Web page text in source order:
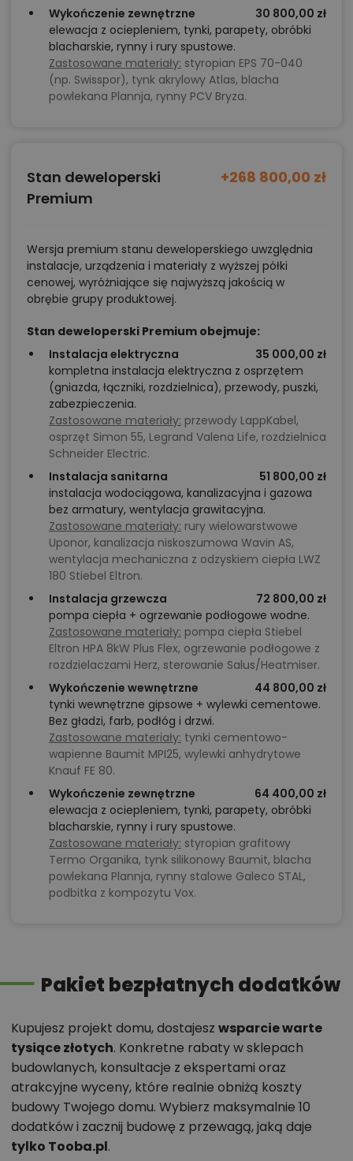
Wykończenie zewnętrzne
30 800,00 zł
elewacja z ociepleniem, tynki, parapety, obróbki
blacharskie, rynny i rury spustowe.
Zastosowane materiały: styropian EPS 70-040
(np. Swisspor), tynk akrylowy Atlas, blacha
powlekana Plannja, rynny PCV Bryza.
Stan deweloperski
Premium
+268 800,00 zł
Wersja premium stanu deweloperskiego uwzględnia
instalacje, urządzenia i materiały z wyższej półki
cenowej, wyróżniające się najwyższą jakością w
obrębie grupy produktowej.
Stan deweloperski Premium obejmuje:
Instalacja elektryczna
35 000,00 zł
kompletna instalacja elektryczna z osprzętem
(gniazda, łączniki, rozdzielnica), przewody, puszki,
zabezpieczenia.
Zastosowane materiały: przewody LappKabel,
osprzęt Simon 55, Legrand Valena Life, rozdzielnica
Schneider Electric.
Instalacja sanitarna
51 800,00 zł
instalacja wodociągowa, kanalizacyjna i gazowa
bez armatury, wentylacja grawitacyjna.
Zastosowane materiały: rury wielowarstwowe
Uponor, kanalizacja niskoszumowa Wavin AS,
wentylacja mechaniczna z odzyskiem ciepła LWZ
180 Stiebel Eltron.
Instalacja grzewcza
72 800,00 zł
pompa ciepła + ogrzewanie podłogowe wodne.
Zastosowane materiały: pompa ciepła Stiebel
Eltron HPA 8kW Plus Flex, ogrzewanie podłogowe z
rozdzielaczami Herz, sterowanie Salus/Heatmiser.
Wykończenie wewnętrzne
44 800,00 zł
tynki wewnętrzne gipsowe + wylewki cementowe.
Bez gładzi, farb, podłóg i drzwi.
Zastosowane materiały: tynki cementowo-
wapienne Baumit MPI25, wylewki anhydrytowe
Knauf FE 80.
Wykończenie zewnętrzne
64 400,00 zł
elewacja z ociepleniem, tynki, parapety, obróbki
blacharskie, rynny i rury spustowe.
Zastosowane materiały: styropian grafitowy
Termo Organika, tynk silikonowy Baumit, blacha
powlekana Plannja, rynny stalowe Galeco STAL,
podbitka z kompozytu Vox.
Pakiet bezpłatnych dodatków
Kupujesz projekt domu, dostajesz wsparcie warte
tysiące złotych. Konkretne rabaty w sklepach
budowlanych, konsultacje z ekspertami oraz
atrakcyjne wyceny, które realnie obniżą koszty
budowy Twojego domu. Wybierz maksymalnie 10
dodatków i zacznij budowę z przewagą, jaką daje
tylko Tooba.pl.